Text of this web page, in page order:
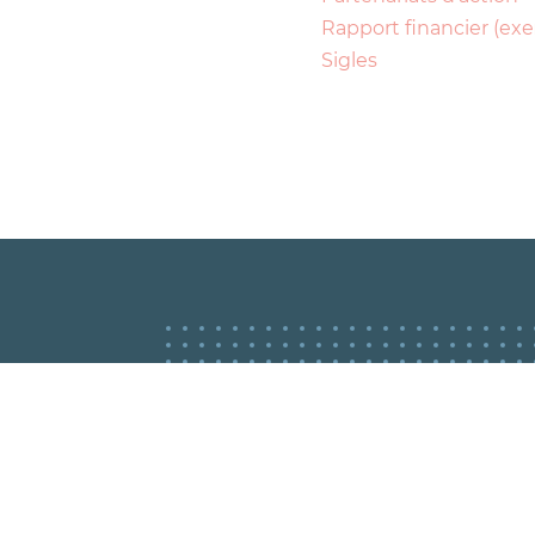
Rapport financier
Sigles